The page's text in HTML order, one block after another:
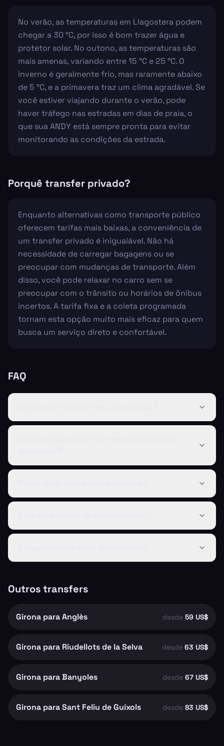
No verão, as temperaturas em Llagostera podem
chegar a 30 °C, por isso é bom trazer água e
protetor solar. No outono, as temperaturas são
mais amenas, variando entre 15 °C e 25 °C. O
inverno é geralmente frio, mas raramente abaixo
de 5 °C, e a primavera traz um clima agradável. Se
você estiver viajando durante o verão, pode
haver tráfego nas estradas em dias de praia, o
que sua ANDY está sempre pronta para evitar
monitorando as condições da estrada.
Porquê transfer privado?
Enquanto alternativas como transporte público
oferecem tarifas mais baixas, a conveniência de
um transfer privado é inigualável. Não há
necessidade de carregar bagagens ou se
preocupar com mudanças de transporte. Além
disso, você pode relaxar no carro sem se
preocupar com o trânsito ou horários de ônibus
incertos. A tarifa fixa e a coleta programada
tornam esta opção muito mais eficaz para quem
busca um serviço direto e confortável.
FAQ
Outros transfers
Girona para Anglès desde 59 US$
Girona para Riudellots de la Selva desde 63 US$
Girona para Banyoles desde 67 US$
Girona para Sant Feliu de Guíxols desde 83 US$